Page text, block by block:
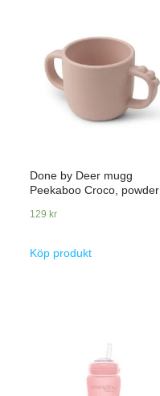
Done by Deer mugg
Peekaboo Croco, powder
129kr
Köp produkt